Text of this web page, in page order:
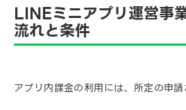
LINEミニアプリ運営事
流れと条件
アプリ内課金の利用には、所定の申請